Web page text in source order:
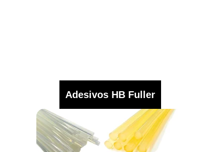
Adesivos HB Fuller